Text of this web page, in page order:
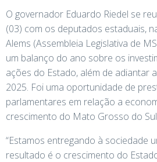
O governador Eduardo Riedel se
(03) com os deputados estaduais,
Alems (Assembleia Legislativa de
um balanço do ano sobre os
ações do Estado, além de adiantar
2025. Foi uma oportunidade de
parlamentares em relação a
crescimento do Mato Grosso do
“Estamos entregando à sociedade
resultado é o crescimento do